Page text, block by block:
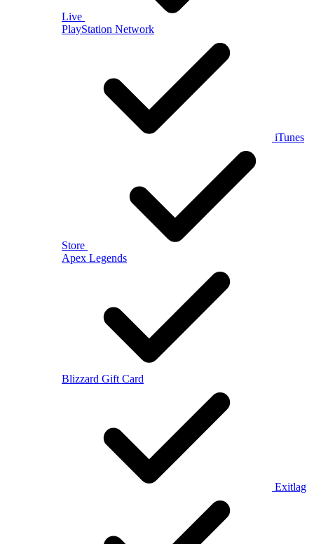
Live
PlayStation Network
iTunes
Store
Apex Legends
Blizzard Gift Card
Exitlag